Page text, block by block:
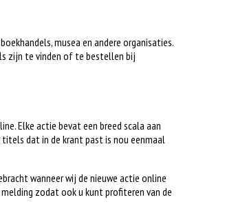
musea en andere organisaties.
zijn te vinden of te bestellen bij
Elke actie bevat een breed scala aan
titels dat in de krant past is nou eenmaal
wanneer wij de nieuwe actie online
zodat ook u kunt profiteren van de